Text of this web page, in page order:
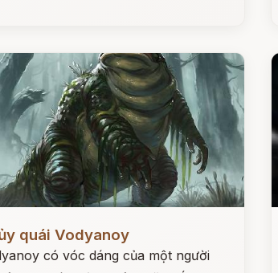
quái Vodyanoy
có vóc dáng của một người